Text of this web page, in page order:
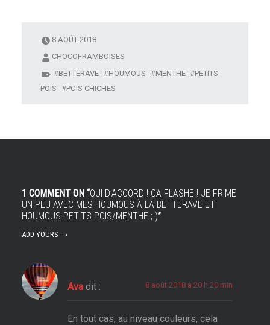
un reste de
petits-pois
carottes en boite.
8 AOÛT 2018
CHOCOFRAMBOISES
BETTERAVE
HOUMOUS MENTHE
PETITS
POIS
POIS CHICHES
1 COMMENT ON “OUI D’ACCORD ! ÇA FLASHE ! JE FRIME
UN PEU AVEC MES HOUMOUS À LA BETTERAVE ET
HOUMOUS PETITS POIS/MENTHE ;-)”
ADD YOURS →
Ava dit : 8 août 2018 à 20 h 20 min
En tout cas, au niveau couleurs, cela